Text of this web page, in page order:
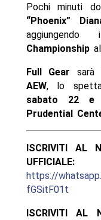
Pochi minuti
“Phoenix”
Championship
Full Gear sarà
AEW, lo
sabato 22 e
Prudential
ISCRIVITI AL
UFFICIALE:
https://
fGSitF01t
ISCRIVITI AL